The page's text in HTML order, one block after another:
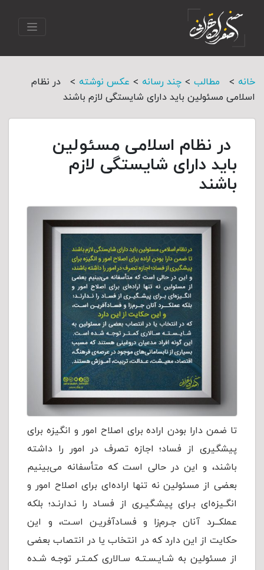
خانه > مطالب > چند رسانه > عکس نوشته >
در نظام
اسلامی مسئولین باید دارای شایستگی لازم باشند
در نظام اسلامی مسئولین
باید دارای شایستگی لازم
باشند
تا ضمن دارا بودن اراده برای اصلاح امور و انگیزه برای
پیشگیری از فساد؛ اجازه تصرف در امور را داشته
باشند، و این در حالی است که متأسفانه می‌بینیم
بعضی از مسئولین نه تنها اراده‌ای برای اصلاح امور و
انگـیزه‌ای بـرای پیشـگیـری از فسـاد را نـدارنـد؛ بلکه
عملکــرد آنان جـرم‌زا و فسـادآفریـن اسـت، و این
حکایت از این دارد که در انتخاب یا در انتصاب بعضی
از مسئولین به شـایـسـتـه سـالاری کمـتـر توجـه شـده